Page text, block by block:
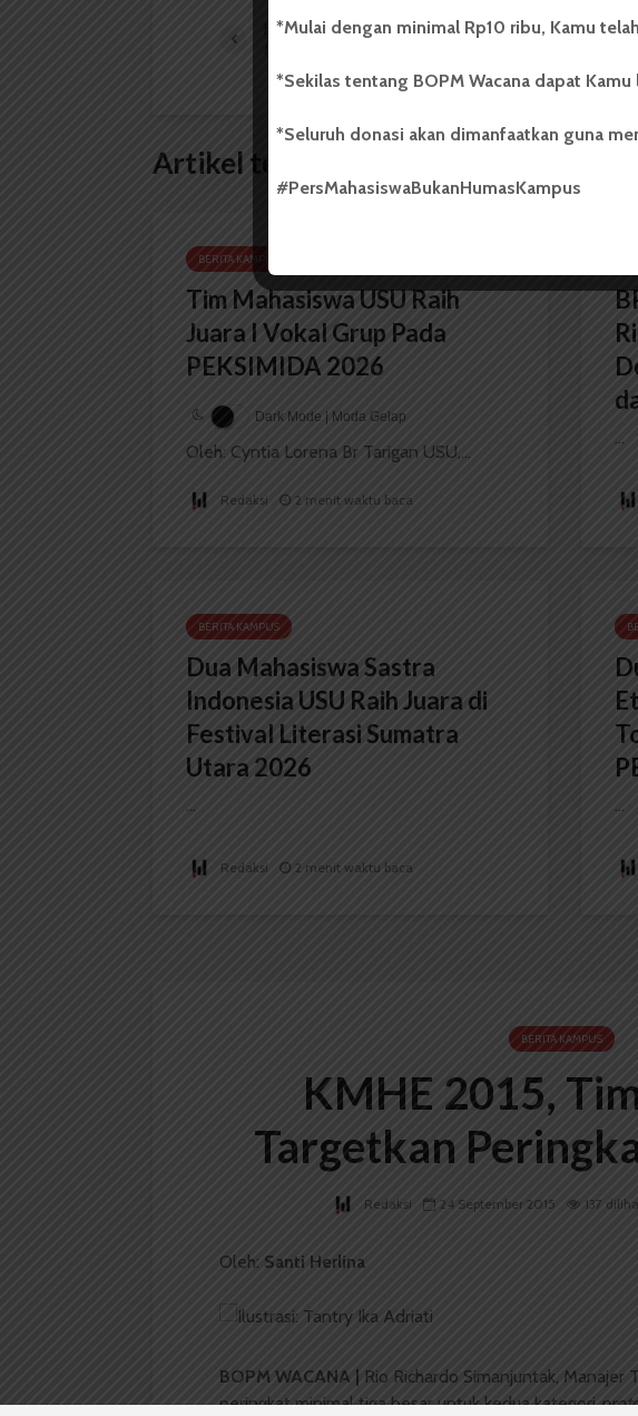
BKM Ar-Rahmah Libatkan
Artikel terkait lain
BERITA KAMPUS
Tim Mahasiswa USU Raih
Juara I Vokal Grup Pada
PEKSIMIDA 2026
Dark Mode | Moda Gelap
Oleh: Cyntia Lorena Br Tarigan USU,...
Redaksi 2 menit waktu baca
...
BERITA KAMPUS
Dua Mahasiswa Sastra
Indonesia USU Raih Juara di
Festival Literasi Sumatra
Utara 2026
...
Redaksi 2 menit waktu baca
...
BERITA KAMPUS
KMHE 2015,
Targetkan
Redaksi 24 September 2015 137
Oleh: Santi Herlina
BOPM WACANA |
Rio Richardo Simanjuntak, Manajer
peringkat minimal tiga besar untuk kedua kategori
*Mulai dengan minimal Rp10 ribu, Kamu
*Sekilas tentang BOPM Wacana dapat Kamu
*Seluruh donasi akan dimanfaatkan guna
#PersMahasiswaBukanHumasKampus